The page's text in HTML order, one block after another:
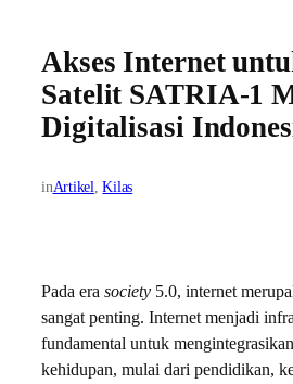
Akses Internet
Satelit SATRIA-1
Digitalisasi
inArtikel, Kilas
Pada era society 5.0, internet
sangat penting. Internet menjadi
fundamental untuk
kehidupan, mulai dari pendidikan,